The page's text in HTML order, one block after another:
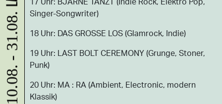
Singer-Songwriter)
18 Uhr: DAS GROSSE LOS (Glamrock, Indie)
19 Uhr: LAST BOLT CEREMONY (Grunge, Stoner,
Punk)
20 Uhr: MA : RA (Ambient, Electronic, modern
Klassik)
10.08. - 31.08.